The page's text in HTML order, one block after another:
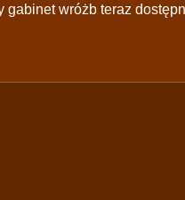
gabinet wróżb teraz